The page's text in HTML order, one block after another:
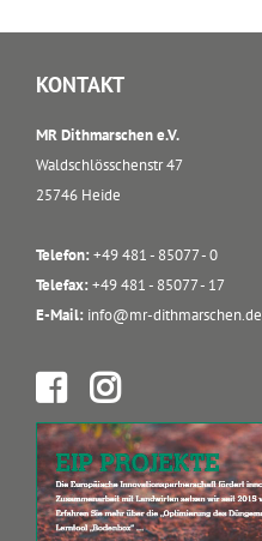
KONTAKT
MR Dithmarschen e.V.
Waldschlösschenstr 47
25746 Heide
Telefon: +49 481 - 85077 - 0
Telefax: +49 481 - 85077 - 17
E-Mail: info@mr-dithmarschen.de